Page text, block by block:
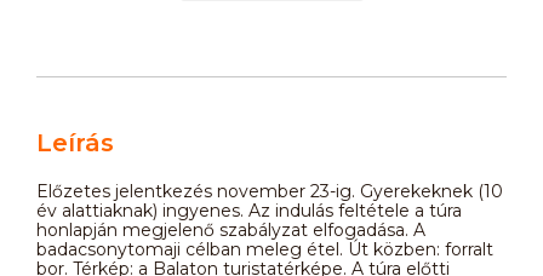
Leírás
Előzetes jelentkezés november 23-ig. Gyerekeknek (10
év alattiaknak) ingyenes. Az indulás feltétele a túra
honlapján megjelenő szabályzat elfogadása. A
badacsonytomaji célban meleg étel. Út közben: forralt
bor. Térkép: a Balaton turistatérképe. A túra előtti